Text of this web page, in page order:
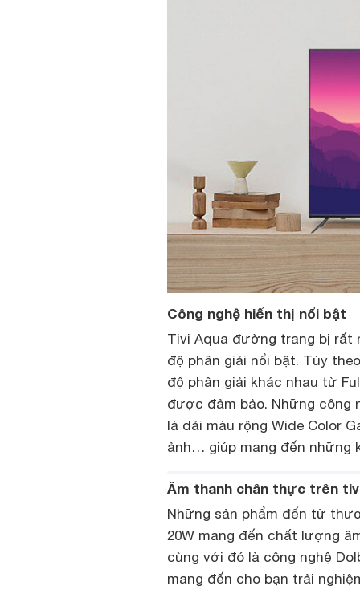
Công nghệ hiển thị nổi bật
Tivi Aqua đường trang bị rất
độ phân giải nổi bật. Tùy
độ phân giải khác nhau từ
được đảm bảo. Những công
là dải màu rộng Wide Color
ảnh… giúp mang đến những
Âm thanh chân thực trên
Những sản phẩm đến từ
20W mang đến chất lượng
cùng với đó là công nghệ
mang đến cho bạn trải